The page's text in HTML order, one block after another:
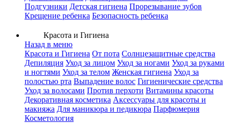
Подгузники Детская гигиена Прорезывание зубов
Крещение ребенка Безопасность ребенка
Красота и Гигиена
Назад в меню
Красота и Гигиена От пота Солнцезащитные средства
Депиляция Уход за лицом Уход за ногами Уход за руками
и ногтями Уход за телом Женская гигиена Уход за
полостью рта Выпадение волос Гигиенические средства
Уход за волосами Против перхоти Витамины красоты
Декоративная косметика Аксессуары для красоты и
макияжа Для маникюра и педикюра Парфюмерия
Косметология